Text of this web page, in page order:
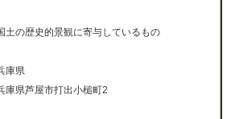
土の歴史的景観に寄与しているもの
庫県
庫県芦屋市打出小槌町2